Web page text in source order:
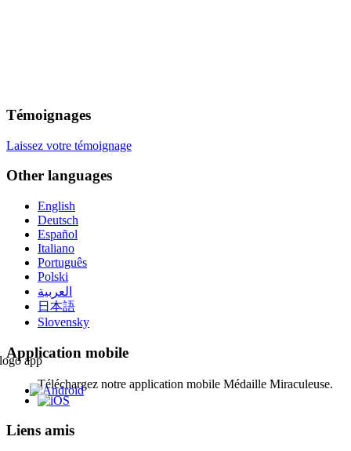
Témoignages
Laissez votre témoignage
Other languages
English
Deutsch
Español
Italiano
Português
Polski
العربية
日本語
Slovensky
Application mobile
Téléchargez notre application mobile Médaille Miraculeuse.
Liens amis